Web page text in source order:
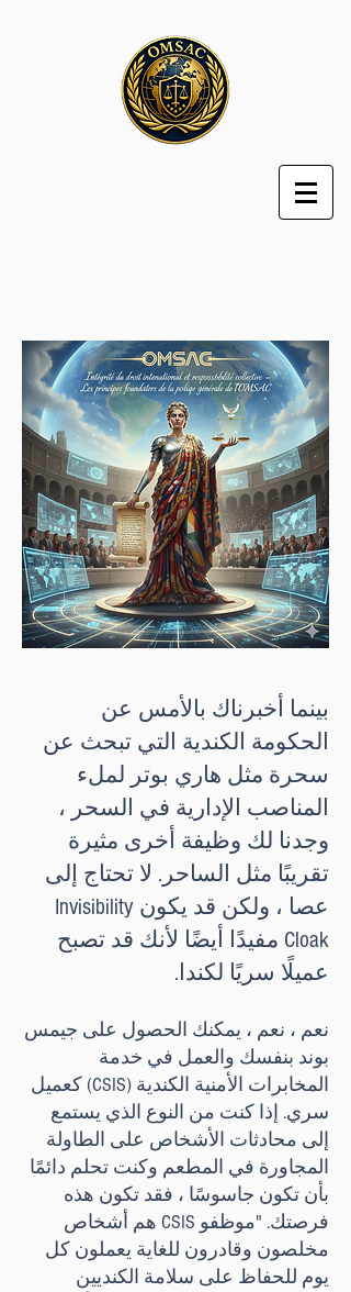
بينما أخبرناك بالأمس عن
الحكومة الكندية التي تبحث عن
سحرة مثل هاري بوتر لملء
المناصب الإدارية في السحر ،
وجدنا لك وظيفة أخرى مثيرة
تقريبًا مثل الساحر. لا تحتاج إلى
عصا ، ولكن قد يكون Invisibility
Cloak مفيدًا أيضًا لأنك قد تصبح
عميلًا سريًا لكندا.
نعم ، نعم ، يمكنك الحصول على جيمس
بوند بنفسك والعمل في خدمة
المخابرات الأمنية الكندية (CSIS) كعميل
سري. إذا كنت من النوع الذي يستمع
إلى محادثات الأشخاص على الطاولة
المجاورة في المطعم وكنت تحلم دائمًا
بأن تكون جاسوسًا ، فقد تكون هذه
فرصتك. "موظفو CSIS هم أشخاص
مخلصون وقادرون للغاية يعملون كل
يوم للحفاظ على سلامة الكنديين